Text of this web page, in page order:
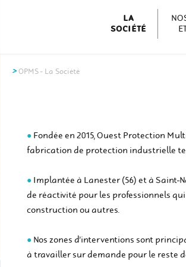
Multi-Services
LA
SOCIÉTÉ
OPMS - La Société
Fondée en 2015, Ouest Protection
fabrication de protection industrielle
Implantée à Lanester (56) et à Saint-
de réactivité pour les professionnels
construction ou autres.
Nos zones d’interventions sont
à travailler sur demande pour le reste